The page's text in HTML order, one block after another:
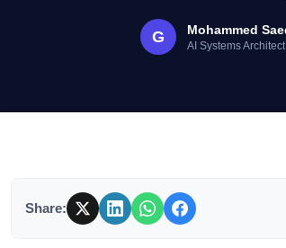
G Mohammed
AI Systems Architect
Share: